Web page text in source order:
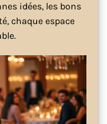
idées, les bons
chaque espace